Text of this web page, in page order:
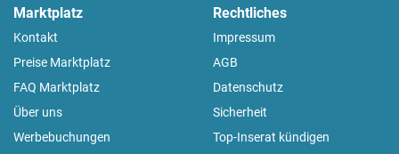
Marktplatz
Kontakt
Preise Marktplatz
FAQ Marktplatz
Über uns
Werbebuchungen
Rechtliches
Impressum
AGB
Datenschutz
Sicherheit
Top-Inserat kündigen